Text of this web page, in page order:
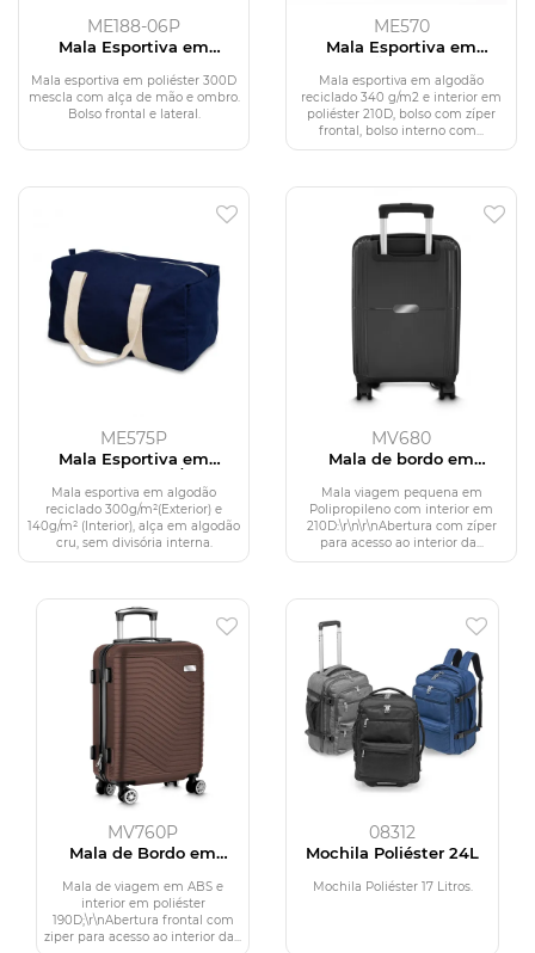
ME188-06P
Mala Esportiva em
Mala esportiva em poliéster 300D
mescla com alça de mão e ombro.
Bolso frontal e lateral.
ME570
Mala Esportiva em
340g/m2
Mala esportiva em algodão
reciclado 340 g/m2 e interior em
poliéster 210D, bolso com zíper
frontal, bolso interno com...
ME575P
Mala Esportiva em
Algodão 300g/m²
Mala esportiva em algodão
reciclado 300g/m²(Exterior) e
140g/m² (Interior), alça em algodão
cru, sem divisória interna.
MV680
Mala de bordo em
Mala viagem pequena em
Polipropileno com interior em
210D:\r\n\r\nAbertura com zíper
para acesso ao interior da...
MV760P
Mala de Bordo em
Mala de viagem em ABS e
interior em poliéster
190D;\r\nAbertura frontal com
ziper para acesso ao interior da...
08312
Mochila Poliéster 24L
Mochila Poliéster 17 Litros.